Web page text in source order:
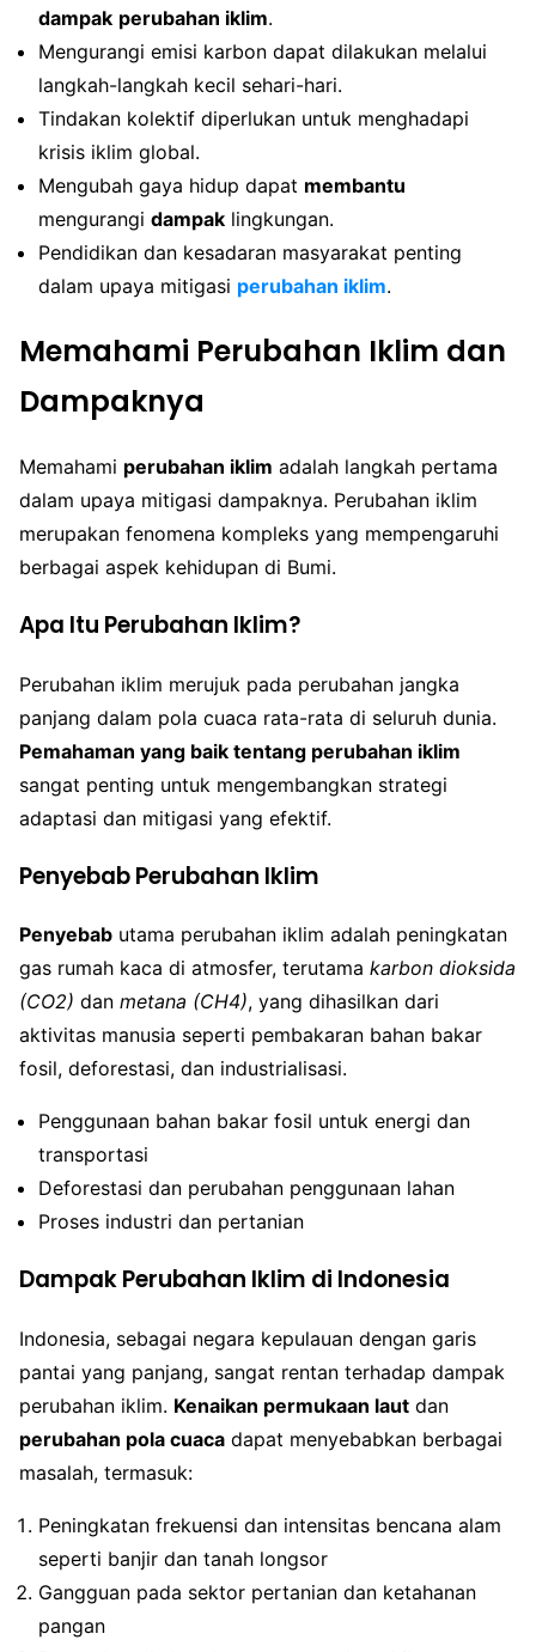
dampak perubahan iklim.
Mengurangi emisi karbon dapat dilakukan melalui
langkah-langkah kecil sehari-hari.
Tindakan kolektif diperlukan untuk menghadapi
krisis iklim global.
Mengubah gaya hidup dapat membantu
mengurangi dampak lingkungan.
Pendidikan dan kesadaran masyarakat penting
dalam upaya mitigasi perubahan iklim.
Memahami Perubahan Iklim dan
Dampaknya
Memahami perubahan iklim adalah langkah pertama
dalam upaya mitigasi dampaknya. Perubahan iklim
merupakan fenomena kompleks yang mempengaruhi
berbagai aspek kehidupan di Bumi.
Apa Itu Perubahan Iklim?
Perubahan iklim merujuk pada perubahan jangka
panjang dalam pola cuaca rata-rata di seluruh dunia.
Pemahaman yang baik tentang perubahan iklim
sangat penting untuk mengembangkan strategi
adaptasi dan mitigasi yang efektif.
Penyebab Perubahan Iklim
Penyebab utama perubahan iklim adalah peningkatan
gas rumah kaca di atmosfer, terutama karbon dioksida
(CO2) dan metana (CH4), yang dihasilkan dari
aktivitas manusia seperti pembakaran bahan bakar
fosil, deforestasi, dan industrialisasi.
Penggunaan bahan bakar fosil untuk energi dan
transportasi
Deforestasi dan perubahan penggunaan lahan
Proses industri dan pertanian
Dampak Perubahan Iklim di Indonesia
Indonesia, sebagai negara kepulauan dengan garis
pantai yang panjang, sangat rentan terhadap dampak
perubahan iklim. Kenaikan permukaan laut dan
perubahan pola cuaca dapat menyebabkan berbagai
masalah, termasuk:
Peningkatan frekuensi dan intensitas bencana alam
seperti banjir dan tanah longsor
Gangguan pada sektor pertanian dan ketahanan
pangan